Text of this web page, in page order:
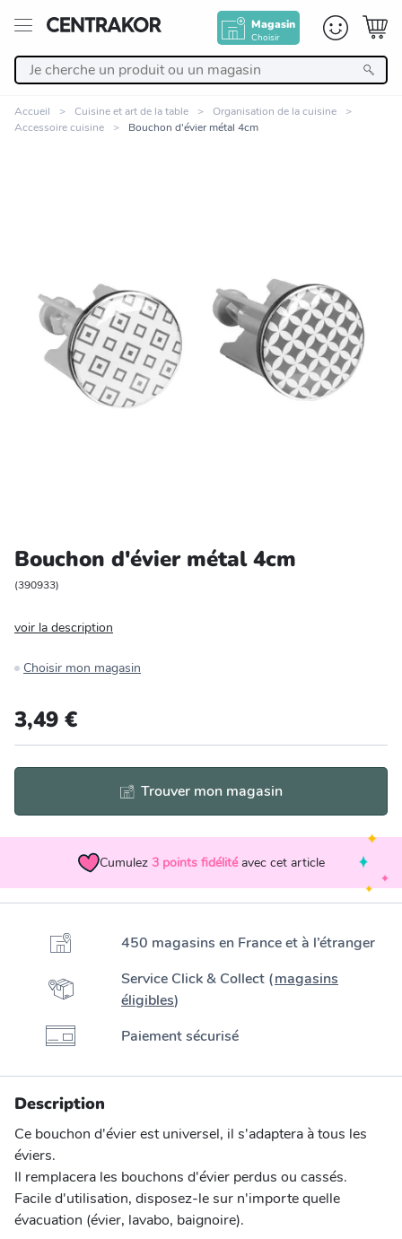
Magasin
Choisir
Meuble
Cuisine et art de la table
Salle de bain et beauté
Bricolage et auto
Accueil Cuisine et art de la table
Organisation de la cuisine
Accessoire cuisine
Bouchon d'évier métal 4cm
Zoomer sur l'image
Bouchon d'évier métal 4cm
(390933)
voir la description
Choisir mon magasin
3,49 €
Trouver mon magasin
Cumulez 3 points fidélité avec cet article
450 magasins en France et à l’étranger
Service Click & Collect (magasins
éligibles)
Paiement sécurisé
Description
Ce bouchon d'évier est universel, il s'adaptera à tous les
éviers.
Il remplacera les bouchons d'évier perdus ou cassés.
Facile d'utilisation, disposez-le sur n'importe quelle
évacuation (évier, lavabo, baignoire).